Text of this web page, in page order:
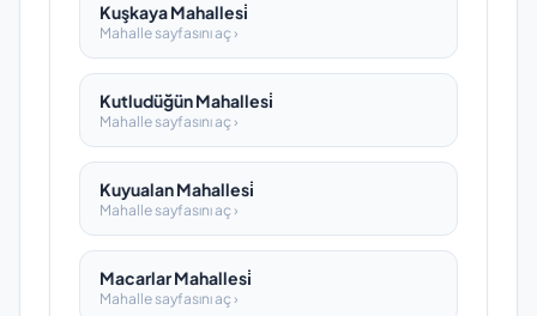
Kuşkaya Mahallesi̇
Mahalle sayfasını aç ›
Kutludüğün Mahallesi̇
Mahalle sayfasını aç ›
Kuyualan Mahallesi̇
Mahalle sayfasını aç ›
Macarlar Mahallesi̇
Mahalle sayfasını aç ›